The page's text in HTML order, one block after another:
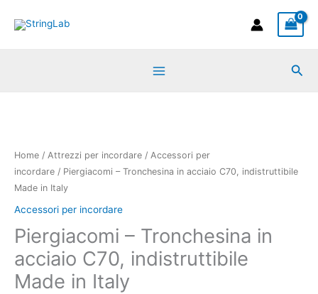
Home / Attrezzi per incordare / Accessori per
incordare / Piergiacomi – Tronchesina in acciaio C70, indistruttibile
Made in Italy
Accessori per incordare
Piergiacomi – Tronchesina in
acciaio C70, indistruttibile
Made in Italy